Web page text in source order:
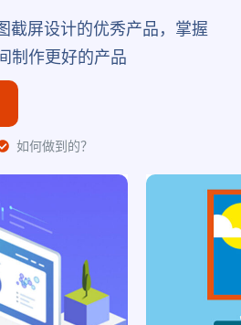
截屏设计的优秀产品，掌握
制作更好的产品
如何做到的？